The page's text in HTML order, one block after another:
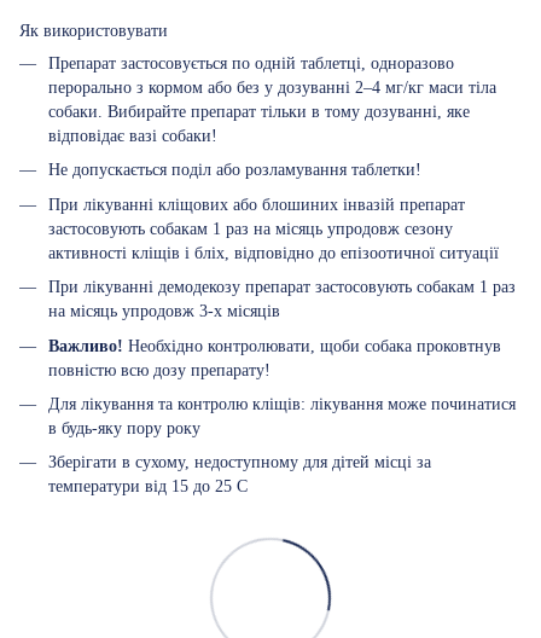
Як використовувати
Препарат застосовується по одній таблетці, одноразово
перорально з кормом або без у дозуванні 2–4 мг/кг маси тіла
собаки. Вибирайте препарат тільки в тому дозуванні, яке
відповідає вазі собаки!
Не допускається поділ або розламування таблетки!
При лікуванні кліщових або блошиних інвазій препарат
застосовують собакам 1 раз на місяць упродовж сезону
активності кліщів і бліх, відповідно до епізоотичної ситуації
При лікуванні демодекозу препарат застосовують собакам 1 раз
на місяць упродовж 3-х місяців
Важливо! Необхідно контролювати, щоби собака проковтнув
повністю всю дозу препарату!
Для лікування та контролю кліщів: лікування може починатися
в будь-яку пору року
Зберігати в сухому, недоступному для дітей місці за
температури від 15 до 25 С